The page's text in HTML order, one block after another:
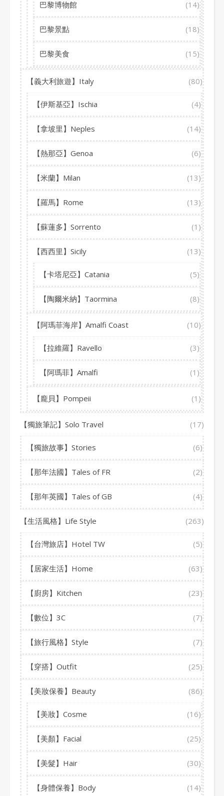
巴黎博物館 (14)
巴黎景點 (18)
巴黎美食 (15)
【義大利旅遊】Italy (80)
【伊斯基亞】Ischia (4)
【拿坡里】Neples (14)
【熱那亞】Genoa (6)
【米蘭】Milan (13)
【羅馬】Rome (13)
【蘇蓮多】Sorrento (1)
【西西里】Sicily (13)
【卡塔尼亞】Catania (5)
【陶爾米納】Taormina (8)
【阿瑪菲海岸】Amalfi Coast (10)
【拉維羅】Ravello (3)
【阿瑪菲】Amalfi (1)
【龐貝】Pompeii (1)
【獨旅筆記】Solo Travel (17)
【獨旅故事】Stories (6)
【那年法國】Tales of FR (2)
【那年英國】Tales of GB (4)
【生活風格】Life Style (263)
【台灣旅店】Hotel TW (5)
【居家生活】Home (63)
【廚房】Kitchen (23)
【數位】3C (7)
【旅行風格】Style (7)
【穿搭】Outfit (25)
【美妝保養】Beauty (86)
【美妝】Cosme (16)
【美顏】Facial (25)
【美髮】Hair (30)
【身體保養】Body (14)